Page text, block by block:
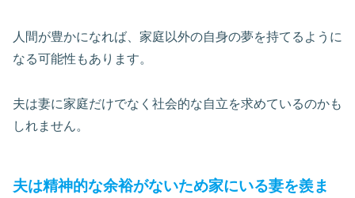
人間が豊かになれば、家庭以外の自身の夢を持てるように
なる可能性もあります。
夫は妻に家庭だけでなく社会的な自立を求めているのかも
しれません。
夫は精神的な余裕がないため家にいる妻を羨ま